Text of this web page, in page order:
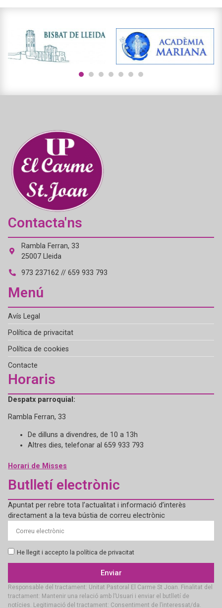
Contacta'ns
Rambla Ferran, 33
25007 Lleida
973 237162 // 659 933 793
Menú
Avís Legal
Política de privacitat
Política de cookies
Contacte
Horaris
Despatx parroquial:
Rambla Ferran, 33
De dilluns a divendres, de 10 a 13h
Altres dies, telefonar al 659 933 793
Horari de Misses
Butlletí electrònic
Apuntat per rebre tota l’actualitat i informació d’interès
directament a la teva bústia de correu electrònic
He llegit i accepto la política de privacitat
Enviar
Responsable del tractament: Unitat Pastoral El Carme St Joan. Finalitat del
tractament: Mantenir una relació amb l’Usuari i enviar el butlletí de
notícies. Legitimació del tractament: Consentiment de l’interessat/da.